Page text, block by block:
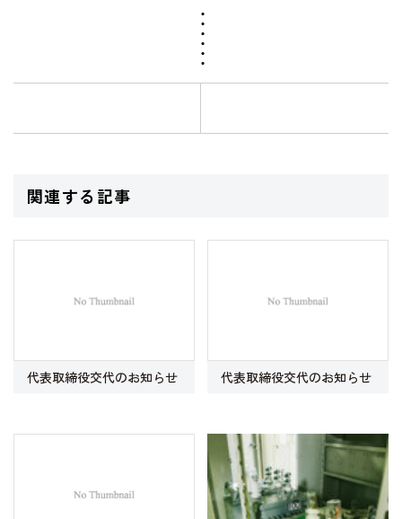
関連する記事
代表取締役交代のお知らせ 代表取締役交代のお知らせ